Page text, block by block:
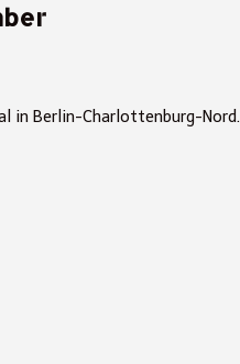
in Berlin-Charlottenburg-Nord.